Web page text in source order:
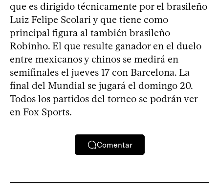
que es dirigido técnicamente por el brasileño
Luiz Felipe Scolari y que tiene como
principal figura al también brasileño
Robinho. El que resulte ganador en el duelo
entre mexicanos y chinos se medirá en
semifinales el jueves 17 con Barcelona. La
final del Mundial se jugará el domingo 20.
Todos los partidos del torneo se podrán ver
en Fox Sports.
Comentar